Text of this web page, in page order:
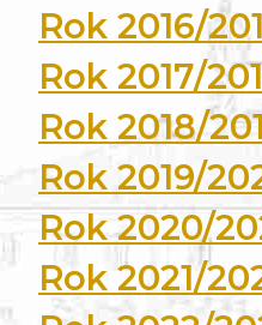
Rok 2016/
Rok 2017/
Rok 2018/
Rok 2019/
Rok 2020/
Rok 2021/